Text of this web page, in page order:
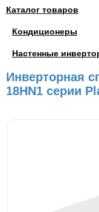
Каталог товаров
Кондиционеры
Настенные
Инверторная
18HN1 серии